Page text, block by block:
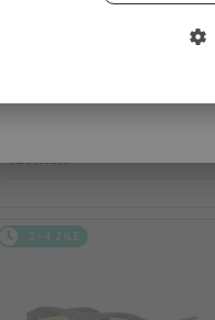
1 291 RON
2-4 ZILE
Germania / DE